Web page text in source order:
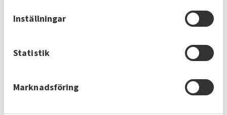
Inställningar
Statistik
Marknadsföring
sistnämnda. Nu är de på väg att växa ytterligare.